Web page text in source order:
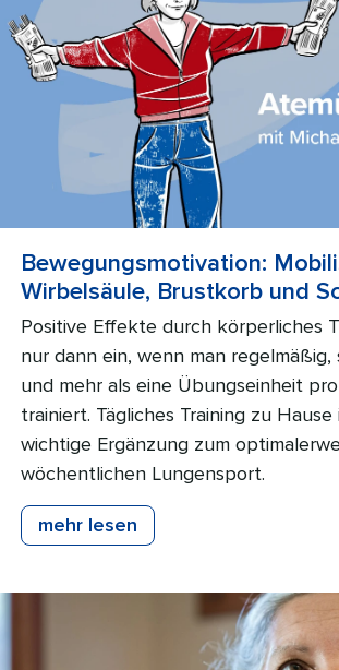
Bewegungsmotivation:
Wirbelsäule, Brustkorb und
Positive Effekte durch körperliches
nur dann ein, wenn man regelmäßig,
und mehr als eine Übungseinheit
trainiert. Tägliches Training zu
wichtige Ergänzung zum
wöchentlichen Lungensport.
mehr lesen